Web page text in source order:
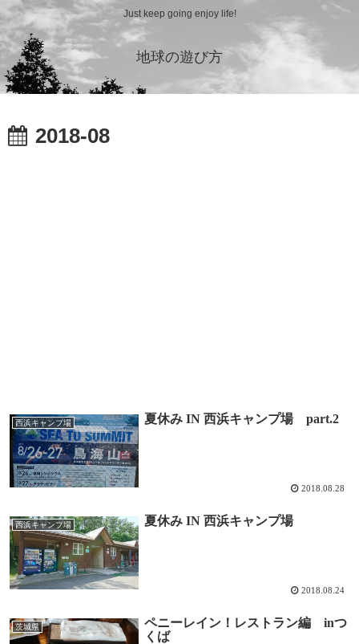
Just keep going enjoy life!
地球の遊び方
2018-08
西浜キャンプ場 夏休み IN 西浜キャンプ場 part.2
2018.08.28
西浜キャンプ場 夏休み IN 西浜キャンプ場
2018.08.24
茨城県
ペニーレイン！レストラン編 inつ
くば